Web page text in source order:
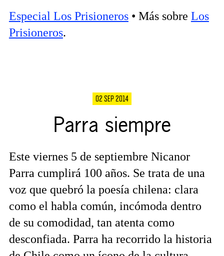
Especial Los Prisioneros• Más sobre Los
Prisioneros.
02 SEP 2014
Parra siempre
Este viernes 5 de septiembre Nicanor
Parra cumplirá 100 años. Se trata de una
voz que quebró la poesía chilena: clara
como el habla común, incómoda dentro
de su comodidad, tan atenta como
desconfiada. Parra ha recorrido la historia